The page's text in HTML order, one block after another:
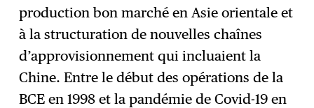
production bon marché en Asie orientale et
à la structuration de nouvelles chaînes
d’approvisionnement qui incluaient la
Chine. Entre le début des opérations de la
BCE en 1998 et la pandémie de Covid-19 en